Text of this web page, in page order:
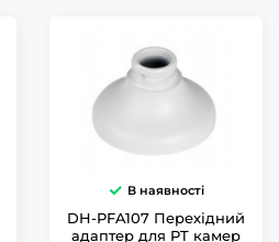
В наявності
DH-PFA107 Перехідний
адаптер для PT камер